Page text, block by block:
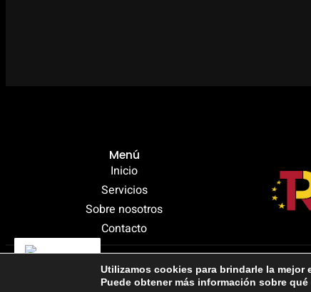
Menú
Inicio
Servicios
Sobre nosotros
Contacto
Copyright © Todos los derechos reservados
ES
Utilizamos cookies para brindarle la mejor
Puede obtener más información sobre